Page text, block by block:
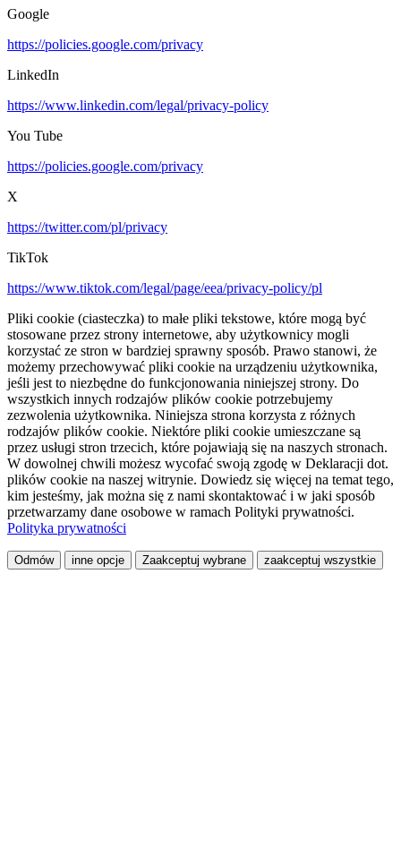
Google
https://policies.google.com/privacy
LinkedIn
https://www.linkedin.com/legal/privacy-policy
You Tube
https://policies.google.com/privacy
X
https://twitter.com/pl/privacy
TikTok
https://www.tiktok.com/legal/page/eea/privacy-policy/pl
Pliki cookie (ciasteczka) to małe pliki tekstowe, które mogą być
stosowane przez strony internetowe, aby użytkownicy mogli
korzystać ze stron w bardziej sprawny sposób. Prawo stanowi, że
możemy przechowywać pliki cookie na urządzeniu użytkownika,
jeśli jest to niezbędne do funkcjonowania niniejszej strony. Do
wszystkich innych rodzajów plików cookie potrzebujemy
zezwolenia użytkownika. Niniejsza strona korzysta z różnych
rodzajów plików cookie. Niektóre pliki cookie umieszczane są
przez usługi stron trzecich, które pojawiają się na naszych stronach.
W dowolnej chwili możesz wycofać swoją zgodę w Deklaracji dot.
plików cookie na naszej witrynie. Dowiedz się więcej na temat tego,
kim jesteśmy, jak można się z nami skontaktować i w jaki sposób
przetwarzamy dane osobowe w ramach Polityki prywatności.
Polityka prywatności
Odmów inne opcje Zaakceptuj wybrane zaakceptuj wszystkie